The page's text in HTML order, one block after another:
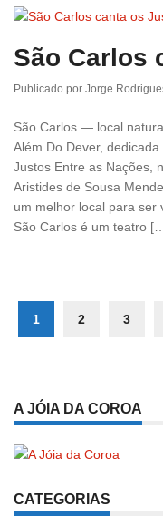
São Carlos
Publicado por Jorge
São Carlos — local
Além Do Dever,
Justos Entre as Nações,
Aristides de Sousa
um melhor local para ser
São Carlos é um teatro
1 2 3
A JÓIA DA COROA
CATEGORIAS